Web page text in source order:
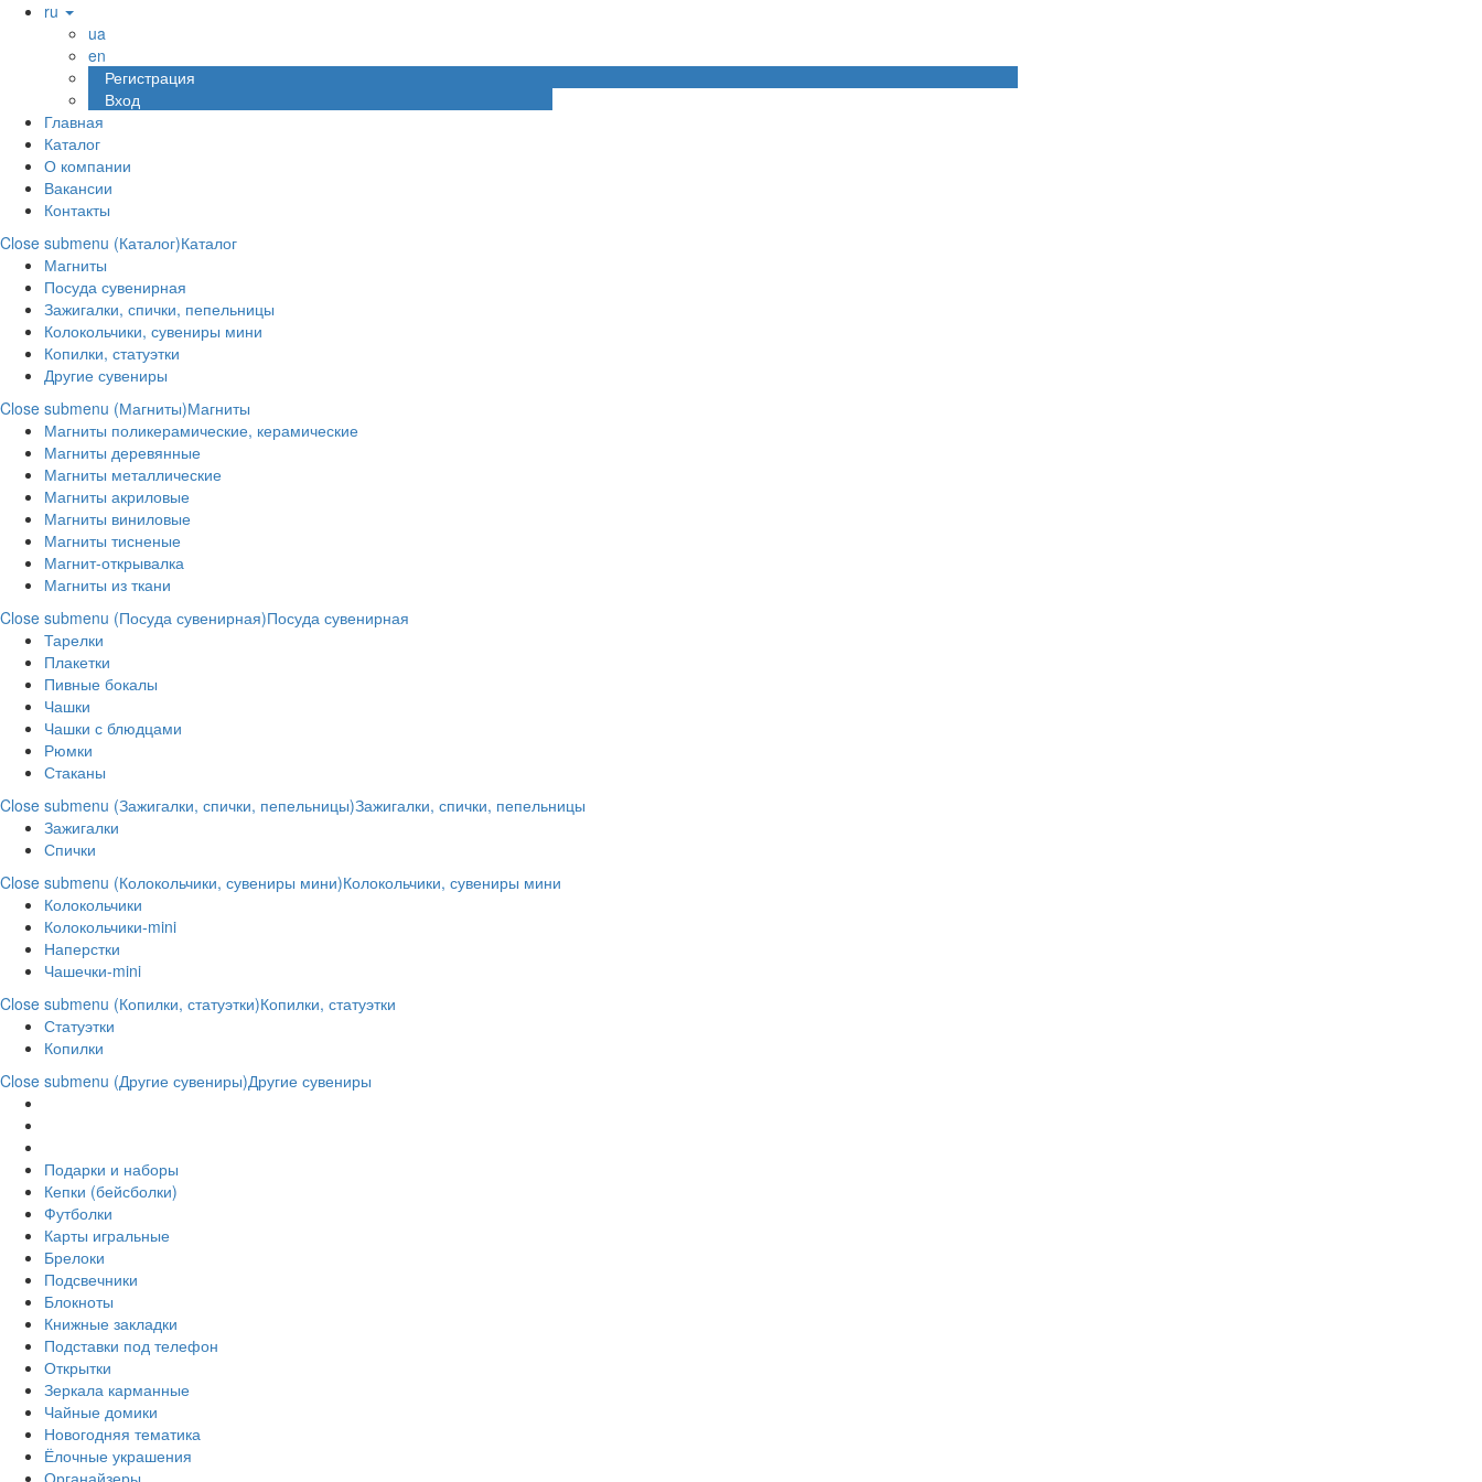
ru
ua
en
Регистрация
Вход
Главная
Каталог
О компании
Вакансии
Контакты
Close submenu (Каталог)Каталог
Магниты
Посуда сувенирная
Зажигалки, спички, пепельницы
Колокольчики, сувениры мини
Копилки, статуэтки
Другие сувениры
Close submenu (Магниты)Магниты
Магниты поликерамические, керамические
Магниты деревянные
Магниты металлические
Магниты акриловые
Магниты виниловые
Магниты тисненые
Магнит-открывалка
Магниты из ткани
Close submenu (Посуда сувенирная)Посуда сувенирная
Тарелки
Плакетки
Пивные бокалы
Чашки
Чашки с блюдцами
Рюмки
Стаканы
Close submenu (Зажигалки, спички, пепельницы)Зажигалки, спички, пепельницы
Зажигалки
Спички
Close submenu (Колокольчики, сувениры мини)Колокольчики, сувениры мини
Колокольчики
Колокольчики-mini
Наперстки
Чашечки-mini
Close submenu (Копилки, статуэтки)Копилки, статуэтки
Статуэтки
Копилки
Close submenu (Другие сувениры)Другие сувениры
Подарки и наборы
Кепки (бейсболки)
Футболки
Карты игральные
Брелоки
Подсвечники
Блокноты
Книжные закладки
Подставки под телефон
Открытки
Зеркала карманные
Чайные домики
Новогодняя тематика
Ёлочные украшения
Органайзеры